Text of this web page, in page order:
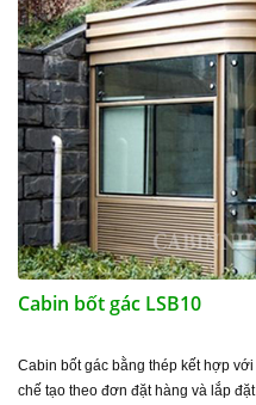
Cabin bốt gác LSB10
Cabin bốt gác bằng thép kết hợp
chế tạo theo đơn đặt hàng và lắp